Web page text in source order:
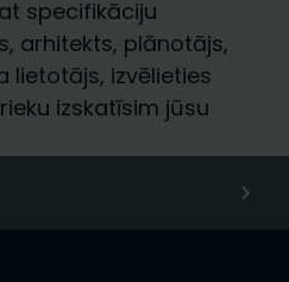
specifikāciju
arhitekts, plānotājs,
lietotājs, izvēlieties
izskatīsim jūsu